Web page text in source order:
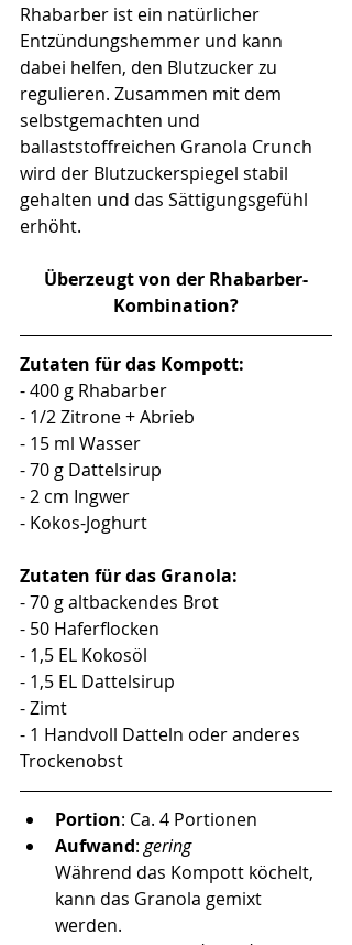
Rhabarber ist ein natürlicher
Entzündungshemmer und kann
dabei helfen, den Blutzucker zu
regulieren. Zusammen mit dem
selbstgemachten und
ballaststoffreichen Granola Crunch
wird der Blutzuckerspiegel stabil
gehalten und das Sättigungsgefühl
erhöht.
Überzeugt von der Rhabarber-
Kombination?
Zutaten für das Kompott:
- 400 g Rhabarber
- 1/2 Zitrone + Abrieb
- 15 ml Wasser
- 70 g Dattelsirup
- 2 cm Ingwer
- Kokos-Joghurt
Zutaten für das Granola:
- 70 g altbackendes Brot
- 50 Haferflocken
- 1,5 EL Kokosöl
- 1,5 EL Dattelsirup
- Zimt
- 1 Handvoll Datteln oder anderes
Trockenobst
Portion: Ca. 4 Portionen
Aufwand: gering
Während das Kompott köchelt,
kann das Granola gemixt
werden.